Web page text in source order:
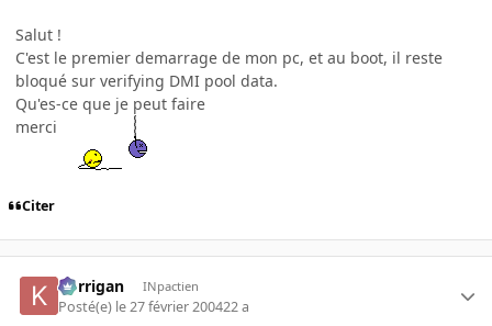
Salut !
C'est le premier demarrage de mon pc, et au boot, il reste
bloqué sur verifying DMI pool data.
Qu'es-ce que je peut faire
merci
Citer
korrigan INpactien
Posté(e) le 27 février 200422 a